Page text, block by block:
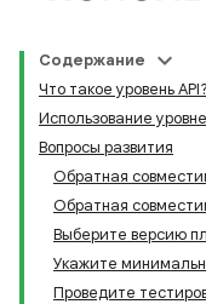
Содержание
Что такое уровень API?
Использование
Вопросы развития
Обратная
Обратная
Выберите версию
Укажите
Проведите